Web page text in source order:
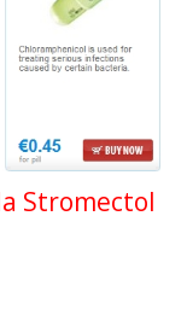
Stromectol